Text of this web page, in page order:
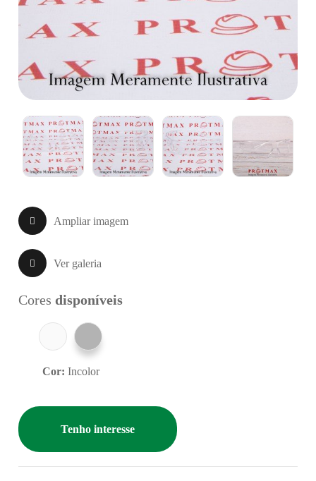
Ampliar imagem
Ver galeria
Cores disponíveis
Cor: Incolor
Tenho interesse